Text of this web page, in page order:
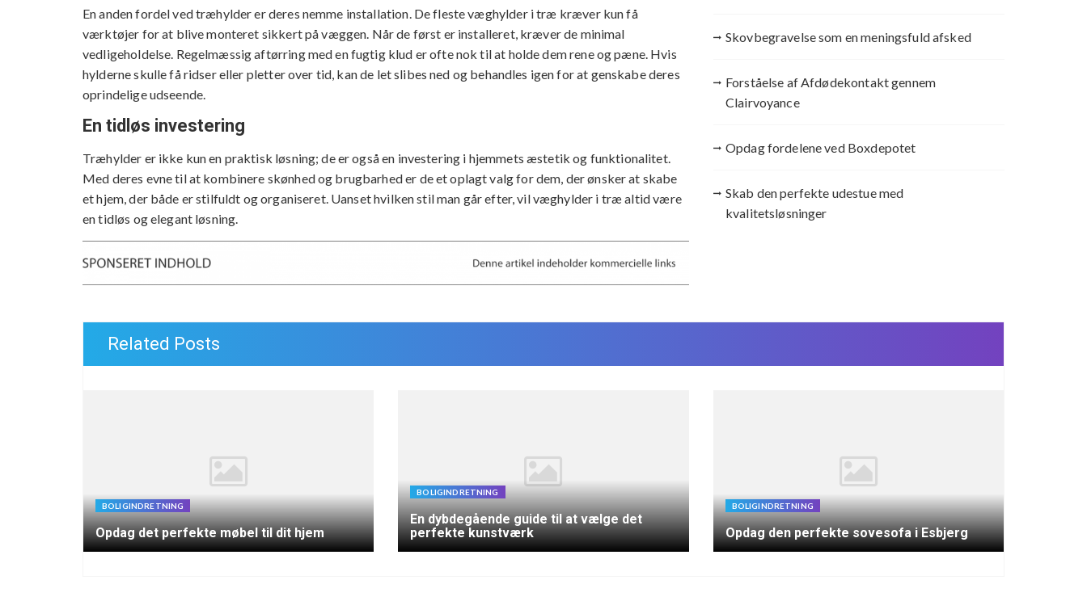
En anden fordel ved træhylder er deres nemme installation. De fleste væghylder i træ kræver kun få
værktøjer for at blive monteret sikkert på væggen. Når de først er installeret, kræver de minimal
vedligeholdelse. Regelmæssig aftørring med en fugtig klud er ofte nok til at holde dem rene og pæne. Hvis
hylderne skulle få ridser eller pletter over tid, kan de let slibes ned og behandles igen for at genskabe deres
oprindelige udseende.
En tidløs investering
Træhylder er ikke kun en praktisk løsning; de er også en investering i hjemmets æstetik og funktionalitet.
Med deres evne til at kombinere skønhed og brugbarhed er de et oplagt valg for dem, der ønsker at skabe
et hjem, der både er stilfuldt og organiseret. Uanset hvilken stil man går efter, vil væghylder i træ altid være
en tidløs og elegant løsning.
Skovbegravelse som en meningsfuld afsked
Forståelse af Afdødekontakt gennem
Clairvoyance
Opdag fordelene ved Boxdepotet
Skab den perfekte udestue med
kvalitetsløsninger
Related Posts
BOLIGINDRETNING
Opdag det perfekte møbel til dit hjem
BOLIGINDRETNING
En dybdegående guide til at vælge det
perfekte kunstværk
BOLIGINDRETNING
Opdag den perfekte sovesofa i Esbjerg